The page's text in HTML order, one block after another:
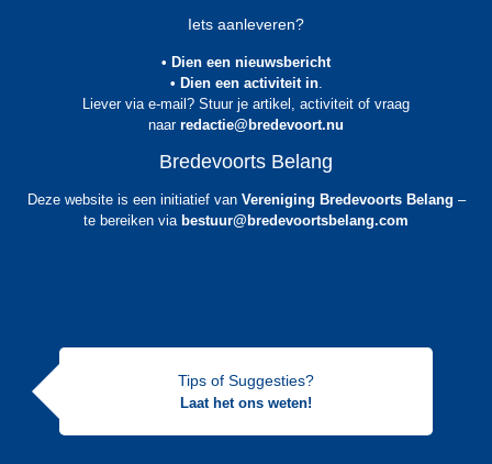
Iets aanleveren?
• Dien een nieuwsbericht
• Dien een activiteit in.
Liever via e-mail? Stuur je artikel, activiteit of vraag
naar redactie@bredevoort.nu
Bredevoorts Belang
Deze website is een initiatief van Vereniging Bredevoorts Belang –
te bereiken via bestuur@bredevoortsbelang.com
Tips of Suggesties?
Laat het ons weten!